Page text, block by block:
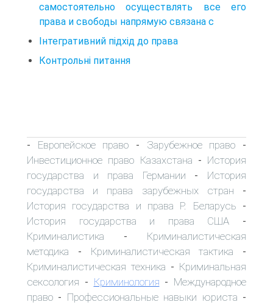
самостоятельно осуществлять все его
права и свободы напрямую связана с
Інтегративний підхід до права
Контрольні питання
- Европейское право - Зарубежное право -
Инвестиционное право Казахстана - История
государства и права Германии - История
государства и права зарубежных стран -
История государства и права Р. Беларусь -
История государства и права США -
Криминалистика - Криминалистическая
методика - Криминалистическая тактика -
Криминалистическая техника - Криминальная
сексология - Криминология - Международное
право - Профессиональные навыки юриста -